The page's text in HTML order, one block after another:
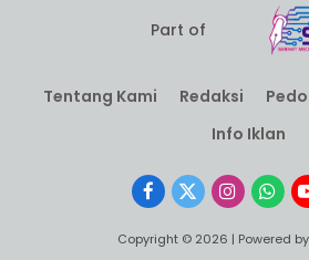
Part of
Tentang Kami Redaksi
Info Iklan
Facebook
X
Instagram
Copyright © 2026 | Powered